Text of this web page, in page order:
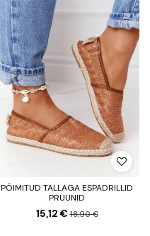
PÕIMITUD TALLAGA ESPADRILLID
PRUUNID
15,12 €18,90 €